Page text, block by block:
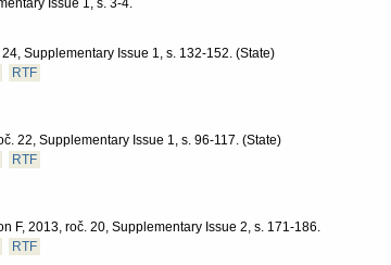
Supplementary Issue 1, s. 132-152. (State)
RTF
22, Supplementary Issue 1, s. 96-117. (State)
RTF
F, 2013, roč. 20, Supplementary Issue 2, s. 171-186.
RTF